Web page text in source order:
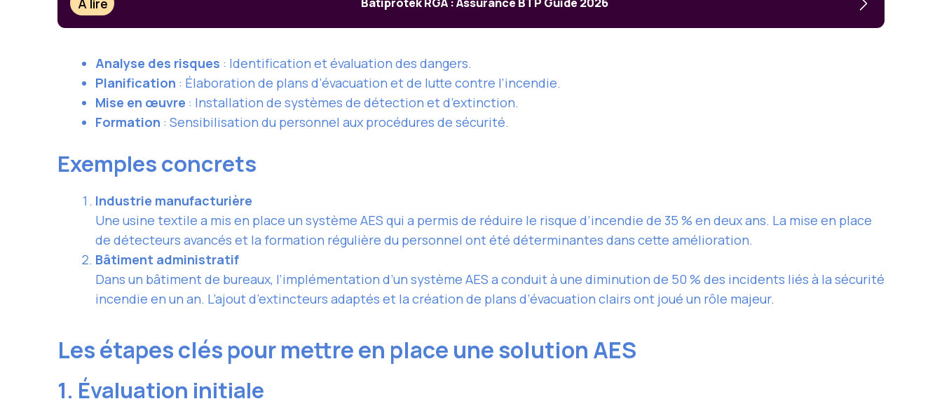
Analyse des risques : Identification et évaluation des dangers.
Planification : Élaboration de plans d’évacuation et de lutte contre l’incendie.
Mise en œuvre : Installation de systèmes de détection et d’extinction.
Formation : Sensibilisation du personnel aux procédures de sécurité.
Exemples concrets
Industrie manufacturière
Une usine textile a mis en place un système AES qui a permis de réduire le risque d’incendie de 35 % en deux ans. La mise en place
de détecteurs avancés et la formation régulière du personnel ont été déterminantes dans cette amélioration.
Bâtiment administratif
Dans un bâtiment de bureaux, l’implémentation d’un système AES a conduit à une diminution de 50 % des incidents liés à la sécurité
incendie en un an. L’ajout d’extincteurs adaptés et la création de plans d’évacuation clairs ont joué un rôle majeur.
Les étapes clés pour mettre en place une solution AES
1. Évaluation initiale